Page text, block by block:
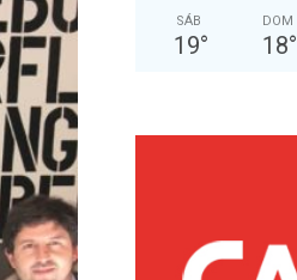
SÁB
19°
DOM
18°